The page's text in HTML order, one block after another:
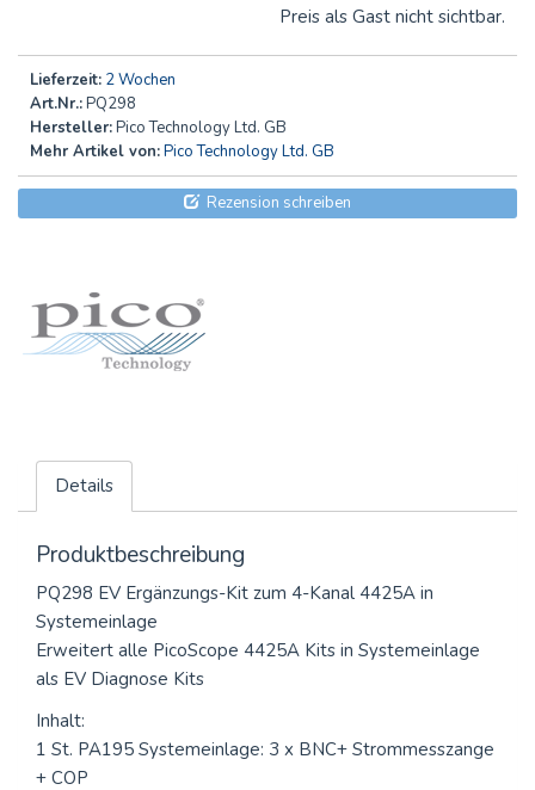
Preis als Gast nicht sichtbar.
Lieferzeit: 2 Wochen
Art.Nr.:PQ298
Hersteller:Pico Technology Ltd. GB
Mehr Artikel von:Pico Technology Ltd. GB
Rezension schreiben
Details
Produktbeschreibung
PQ298 EV Ergänzungs-Kit zum 4-Kanal 4425A in
Systemeinlage
Erweitert alle PicoScope 4425A Kits in Systemeinlage
als EV Diagnose Kits
Inhalt:
1 St. PA195 Systemeinlage: 3 x BNC+ Strommesszange
+ COP